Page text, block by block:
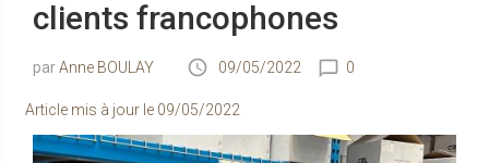
clients francophones
Anne BOULAY 09/05/2022 0
Article mis à jour le 09/05/2022